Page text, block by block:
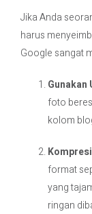
Jika Anda
harus
Google sangat
Gunakan
foto
kolom
format
yang
ringan